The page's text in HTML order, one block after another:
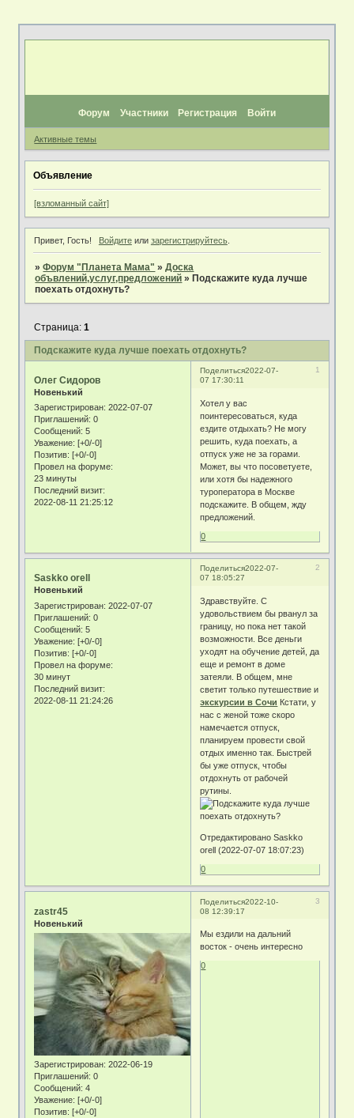
Форум Участники Регистрация Войти
Активные темы
Объявление
[взломанный сайт]
Привет, Гость! Войдитеили зарегистрируйтесь.
»Форум "Планета Мама" »Доска
объвлений,услуг,предложений »Подскажите куда лучше
поехать отдохнуть?
Подскажите куда лучше поехать отдохнуть?
Страница:1
Поделиться 1
2022-07-
07 17:30:11
Олег Сидоров
Новенький
Зарегистрирован: 2022-07-07
Приглашений: 0
Сообщений: 5
Уважение: [+0/-0]
Позитив: [+0/-0]
Провел на форуме:
23 минуты
Последний визит:
2022-08-11 21:25:12
Хотел у вас
поинтересоваться, куда
ездите отдыхать? Не могу
решить, куда поехать, а
отпуск уже не за горами.
Может, вы что посоветуете,
или хотя бы надежного
туроператора в Москве
подскажите. В общем, жду
предложений.
0
Поделиться 2
2022-07-
07 18:05:27
Saskko orell
Новенький
Зарегистрирован: 2022-07-07
Приглашений: 0
Сообщений: 5
Уважение: [+0/-0]
Позитив: [+0/-0]
Провел на форуме:
30 минут
Последний визит:
2022-08-11 21:24:26
Здравствуйте. С
удовольствием бы рванул за
границу, но пока нет такой
возможности. Все деньги
уходят на обучение детей, да
еще и ремонт в доме
затеяли. В общем, мне
светит только путешествие и
экскурсии в Сочи Кстати, у
нас с женой тоже скоро
намечается отпуск,
планируем провести свой
отдых именно так. Быстрей
бы уже отпуск, чтобы
отдохнуть от рабочей
рутины.
Отредактировано Saskko
orell (2022-07-07 18:07:23)
0
Поделиться 3
2022-10-
08 12:39:17
zastr45
Новенький
Зарегистрирован: 2022-06-19
Приглашений: 0
Сообщений: 4
Уважение: [+0/-0]
Позитив: [+0/-0]
Мы ездили на дальний
восток - очень интересно
0